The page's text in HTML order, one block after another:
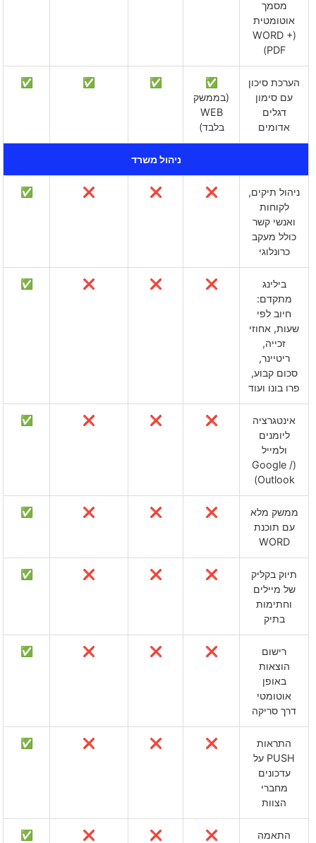
מסמך
אוטומטית
(WORD +
PDF)
הערכת סיכון
עם סימון
דגלים
אדומים
✅
(בממשק
WEB
בלבד)
✅
✅
✅
ניהול משרד
ניהול תיקים,
לקוחות
ואנשי קשר
כולל מעקב
כרונלוגי
❌
❌
❌
✅
בילינג
מתקדם:
חיוב לפי
שעות, אחוזי
זכייה,
ריטיינר,
סכום קבוע,
פרו בונו ועוד
❌
❌
❌
✅
אינטגרציה
ליומנים
ולמייל
(Google /
Outlook)
❌
❌
❌
✅
ממשק מלא
עם תוכנת
WORD
❌
❌
❌
✅
תיוק בקליק
של מיילים
וחתימות
בתיק
❌
❌
❌
✅
רישום
הוצאות
באופן
אוטומטי
דרך סריקה
❌
❌
❌
✅
התראות
PUSH על
עדכונים
מחברי
הצוות
❌
❌
❌
✅
התאמה
❌
❌
❌
✅